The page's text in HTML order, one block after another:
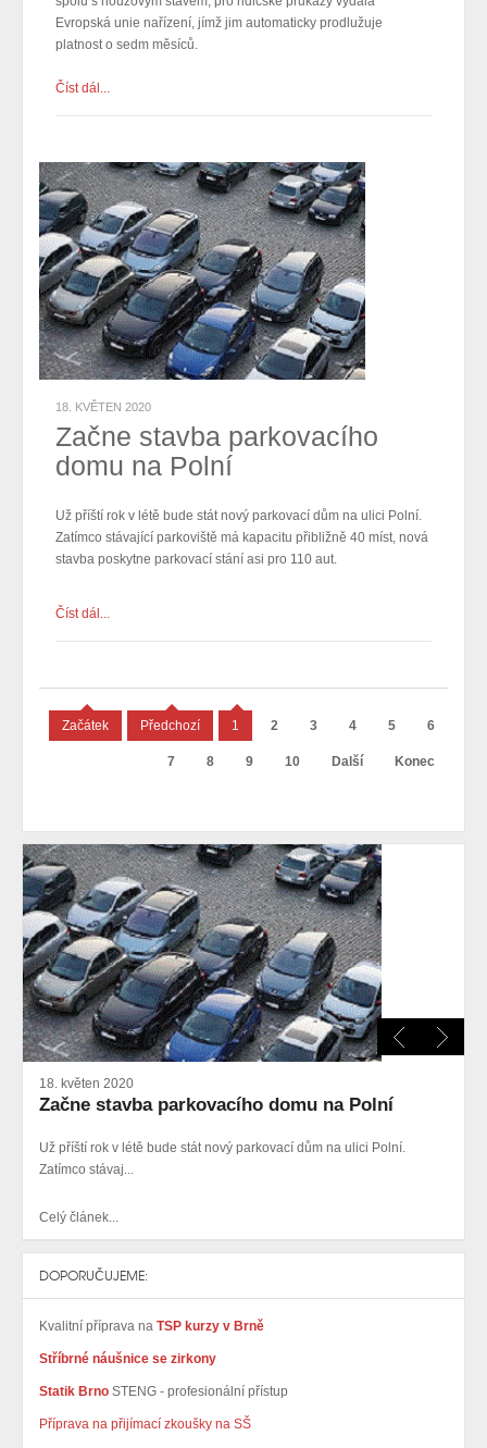
Evropská unie nařízení, jímž jim automaticky prodlužuje
platnost o sedm měsíců.
Číst dál...
18. KVĚTEN 2020
Začne stavba parkovacího
domu na Polní
Už příští rok v létě bude stát nový parkovací dům na ulici Polní.
Zatímco stávající parkoviště má kapacitu přibližně 40 míst, nová
stavba poskytne parkovací stání asi pro 110 aut.
Číst dál...
Začátek Předchozí 1 2 3 4 5 6
7 8 9 10 Další Konec
18. květen 2020
Začne stavba parkovacího domu na Polní
Už příští rok v létě bude stát nový parkovací dům na ulici Polní.
Zatímco stávaj...
Celý článek...
DOPORUČUJEME:
Kvalitní příprava na TSP kurzy v Brně
Stříbrné náušnice se zirkony
Statik Brno STENG - profesionální přístup
Příprava na přijímací zkoušky na SŠ